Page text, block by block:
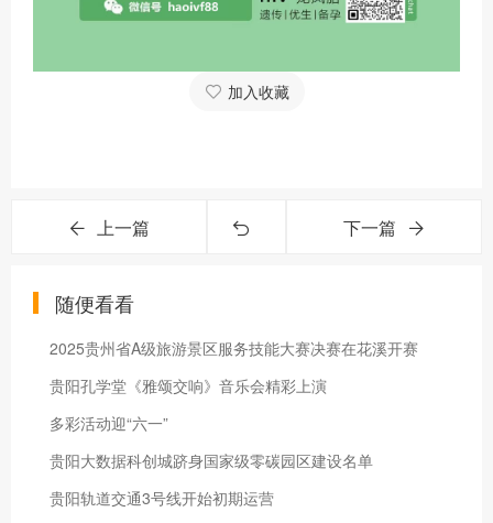
加入收藏
上一篇 下一篇
随便看看
2025贵州省A级旅游景区服务技能大赛决赛在花溪开赛
贵阳孔学堂《雅颂交响》音乐会精彩上演
多彩活动迎“六一”
贵阳大数据科创城跻身国家级零碳园区建设名单
贵阳轨道交通3号线开始初期运营